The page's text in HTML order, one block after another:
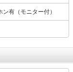
有（モニター付）